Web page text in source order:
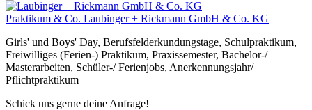
Praktikum & Co. Laubinger + Rickmann GmbH & Co. KG
Girls' und Boys' Day, Berufsfelderkundungstage, Schulpraktikum,
Freiwilliges (Ferien-) Praktikum, Praxissemester, Bachelor-/
Masterarbeiten, Schüler-/ Ferienjobs, Anerkennungsjahr/
Pflichtpraktikum
Schick uns gerne deine Anfrage!